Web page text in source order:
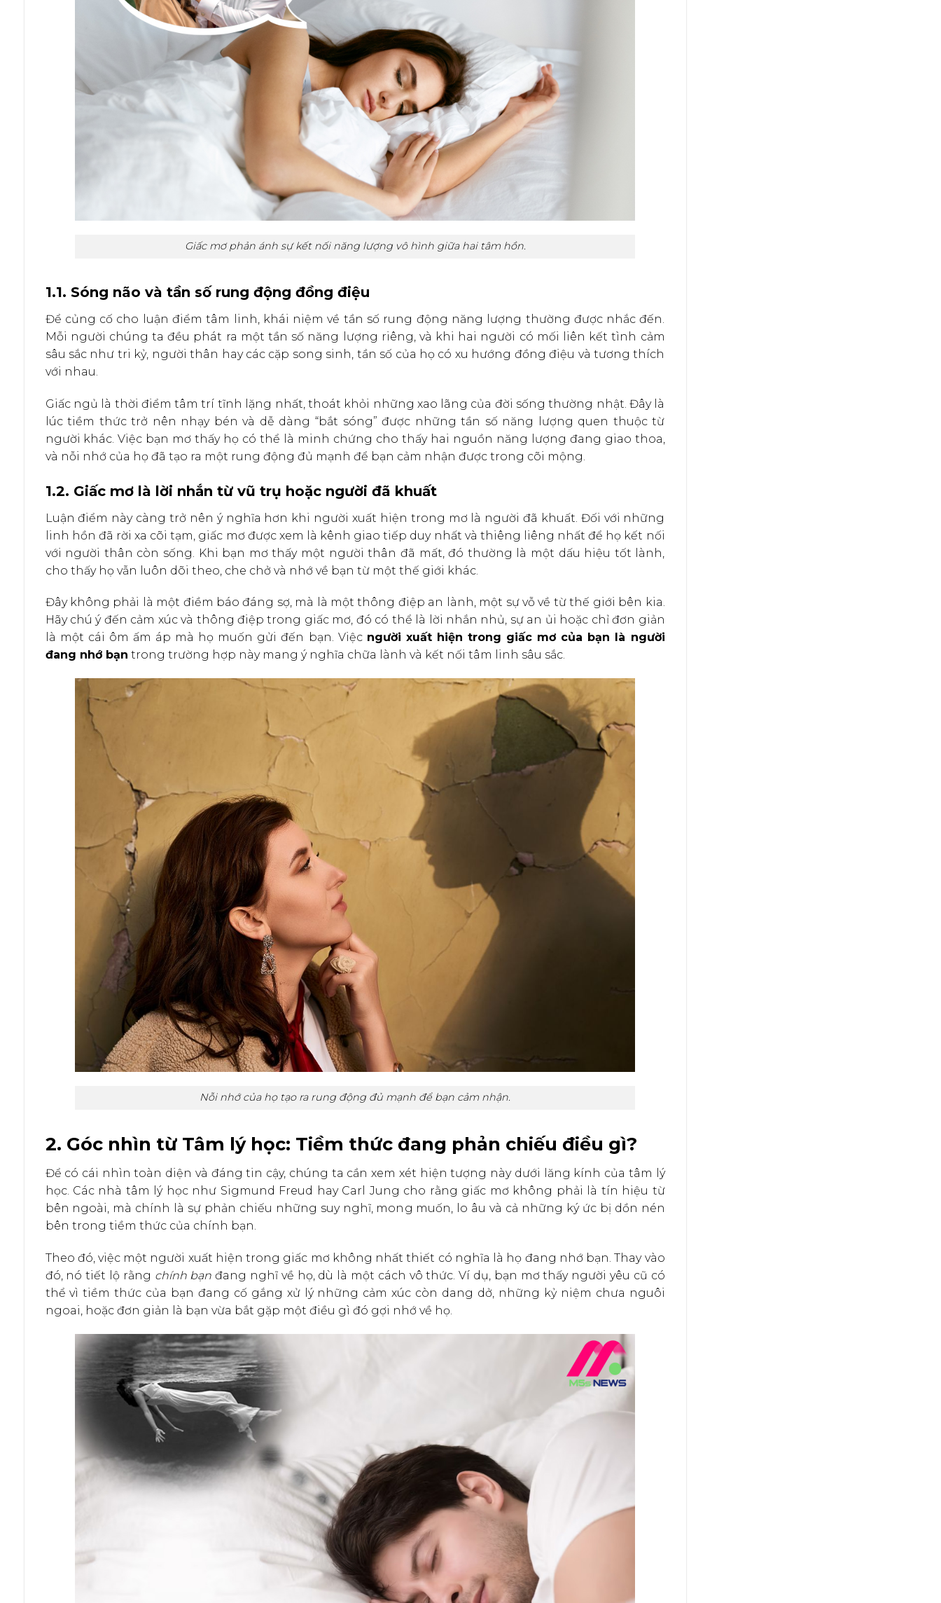
Giấc mơ phản ánh sự kết nối năng lượng vô hình giữa hai tâm hồn.
1.1. Sóng não và tần số rung động đồng điệu
Để củng cố cho luận điểm tâm linh, khái niệm về tần số rung động năng lượng thường được nhắc đến.
Mỗi người chúng ta đều phát ra một tần số năng lượng riêng, và khi hai người có mối liên kết tình cảm
sâu sắc như tri kỷ, người thân hay các cặp song sinh, tần số của họ có xu hướng đồng điệu và tương thích
với nhau.
Giấc ngủ là thời điểm tâm trí tĩnh lặng nhất, thoát khỏi những xao lãng của đời sống thường nhật. Đây là
lúc tiềm thức trở nên nhạy bén và dễ dàng “bắt sóng” được những tần số năng lượng quen thuộc từ
người khác. Việc bạn mơ thấy họ có thể là minh chứng cho thấy hai nguồn năng lượng đang giao thoa,
và nỗi nhớ của họ đã tạo ra một rung động đủ mạnh để bạn cảm nhận được trong cõi mộng.
1.2. Giấc mơ là lời nhắn từ vũ trụ hoặc người đã khuất
Luận điểm này càng trở nên ý nghĩa hơn khi người xuất hiện trong mơ là người đã khuất. Đối với những
linh hồn đã rời xa cõi tạm, giấc mơ được xem là kênh giao tiếp duy nhất và thiêng liêng nhất để họ kết nối
với người thân còn sống. Khi bạn mơ thấy một người thân đã mất, đó thường là một dấu hiệu tốt lành,
cho thấy họ vẫn luôn dõi theo, che chở và nhớ về bạn từ một thế giới khác.
Đây không phải là một điềm báo đáng sợ, mà là một thông điệp an lành, một sự vỗ về từ thế giới bên kia.
Hãy chú ý đến cảm xúc và thông điệp trong giấc mơ, đó có thể là lời nhắn nhủ, sự an ủi hoặc chỉ đơn giản
là một cái ôm ấm áp mà họ muốn gửi đến bạn. Việc người xuất hiện trong giấc mơ của bạn là người
đang nhớ bạn trong trường hợp này mang ý nghĩa chữa lành và kết nối tâm linh sâu sắc.
Nỗi nhớ của họ tạo ra rung động đủ mạnh để bạn cảm nhận.
2. Góc nhìn từ Tâm lý học: Tiềm thức đang phản chiếu điều gì?
Để có cái nhìn toàn diện và đáng tin cậy, chúng ta cần xem xét hiện tượng này dưới lăng kính của tâm lý
học. Các nhà tâm lý học như Sigmund Freud hay Carl Jung cho rằng giấc mơ không phải là tín hiệu từ
bên ngoài, mà chính là sự phản chiếu những suy nghĩ, mong muốn, lo âu và cả những ký ức bị dồn nén
bên trong tiềm thức của chính bạn.
Theo đó, việc một người xuất hiện trong giấc mơ không nhất thiết có nghĩa là họ đang nhớ bạn. Thay vào
đó, nó tiết lộ rằng chính bạn đang nghĩ về họ, dù là một cách vô thức. Ví dụ, bạn mơ thấy người yêu cũ có
thể vì tiềm thức của bạn đang cố gắng xử lý những cảm xúc còn dang dở, những kỷ niệm chưa nguôi
ngoai, hoặc đơn giản là bạn vừa bắt gặp một điều gì đó gợi nhớ về họ.